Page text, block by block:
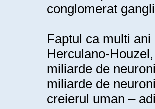
conglomerat
Faptul ca multi
Herculano-
miliarde de
miliarde de
creierul uman –